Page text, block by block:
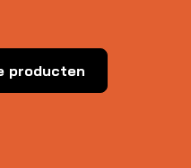
producten